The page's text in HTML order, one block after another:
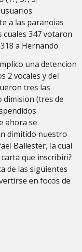
a las paranoias
347 votaron
a Hernando.
una detencion
2 vocales y del
tres las
dimision (tres de
ahora se
dimitido nuestro
Ballester, la cual
que inscribiri?
de las siguientes
en focos de